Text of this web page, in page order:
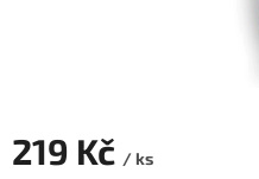
219 Kč / ks